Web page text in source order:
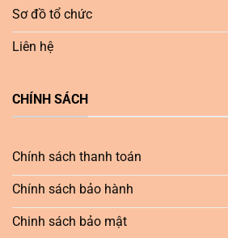
Sơ đồ tổ chức
Liên hệ
CHÍNH SÁCH
Chính sách thanh toán
Chính sách bảo hành
Chinh sách bảo mật